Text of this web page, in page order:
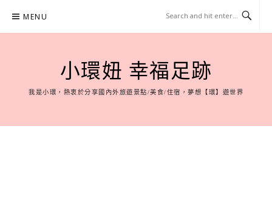
content
MENU
小環妞 幸福足跡
我是小環，熱衷於分享國內外旅遊景點/美食/住宿，夢想【環】遊世界